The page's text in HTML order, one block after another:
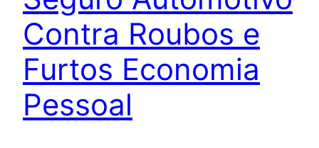
Contra Roubos e
Furtos Economia
Pessoal